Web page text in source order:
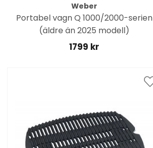
Weber
Portabel vagn Q 1000/2000-serien
(äldre än 2025 modell)
1799 kr